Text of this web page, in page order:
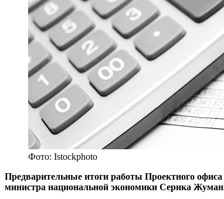
Фото: Istockphoto
Предварительные итоги работы Проектного
министра национальной экономики Серика